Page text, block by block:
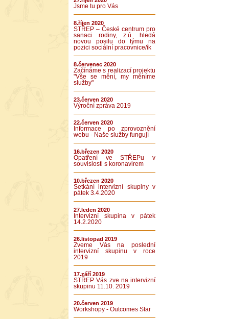
Jsme tu pro Vás
8.říjen 2020
STŘEP – České centrum pro
sanaci rodiny, z.ú. hledá
novou posilu do týmu na
pozici sociální pracovnice/ík
8.červenec 2020
Začínáme s realizací projektu
"Vše se mění, my měníme
služby"
23.červen 2020
Výroční zpráva 2019
22.červen 2020
Informace po zprovoznění
webu - Naše služby fungují
16.březen 2020
Opatření ve STŘEPu v
souvislosti s koronavirem
10.březen 2020
Setkání intervizní skupiny v
pátek 3.4.2020
27.leden 2020
Intervizní skupina v pátek
14.2.2020
26.listopad 2019
Zveme Vás na poslední
intervizní skupinu v roce
2019
17.září 2019
STŘEP Vás zve na intervizní
skupinu 11.10. 2019
20.červen 2019
Workshopy - Outcomes Star